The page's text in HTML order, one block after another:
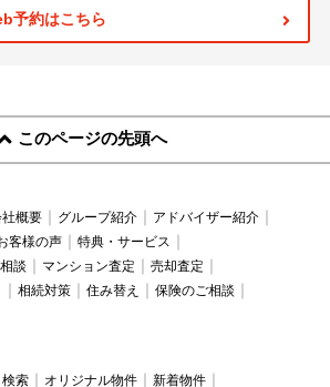
予約はこちら
このページの先頭へ
概要 グループ紹介
アドバイザー紹介
客様の声
特典・サービス
談
マンション査定
売却査定
相続対策 住み替え
保険のご相談
索 オリジナル物件
新着物件